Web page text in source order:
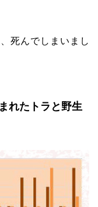
死んでしまいまし
れたトラと野生